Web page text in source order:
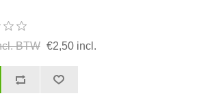
BTW €2,50 incl.